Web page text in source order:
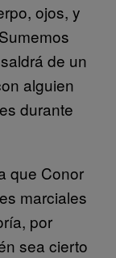
ojos, y
de un
alguien
durante
que Conor
marciales
por
sea cierto